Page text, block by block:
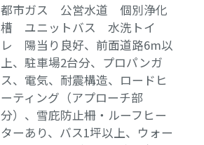
都市ガス 公営水道 個別浄化
槽 ユニットバス 水洗トイ
レ 陽当り良好、前面道路6m以
上、駐車場2台分、プロパンガ
ス、電気、耐震構造、ロードヒ
ーティング（アプローチ部
分）、雪庇防止柵・ルーフヒー
ターあり、バス1坪以上、ウォー